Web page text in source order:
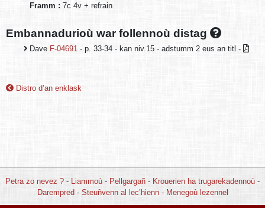
Framm : 7c 4v + refrain
Embannadurioù war follennoù distag
Dave F-04691 - p. 33-34 - kan niv.15 - adstumm 2 eus an titl -
Distro d’an enklask
Petra zo nevez ? - Liammoù - Pellgargañ - Krouerien ha trugarekadennoù -
Darempred- Steuñvenn al lec’hienn- Menegoù lezennel